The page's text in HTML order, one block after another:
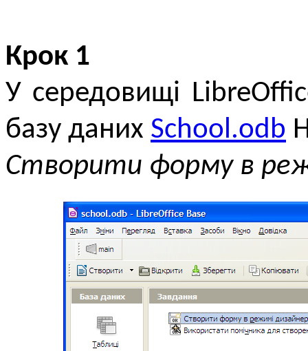
Крок 1
У середовищі
базу даних School.odb
Створити форму в